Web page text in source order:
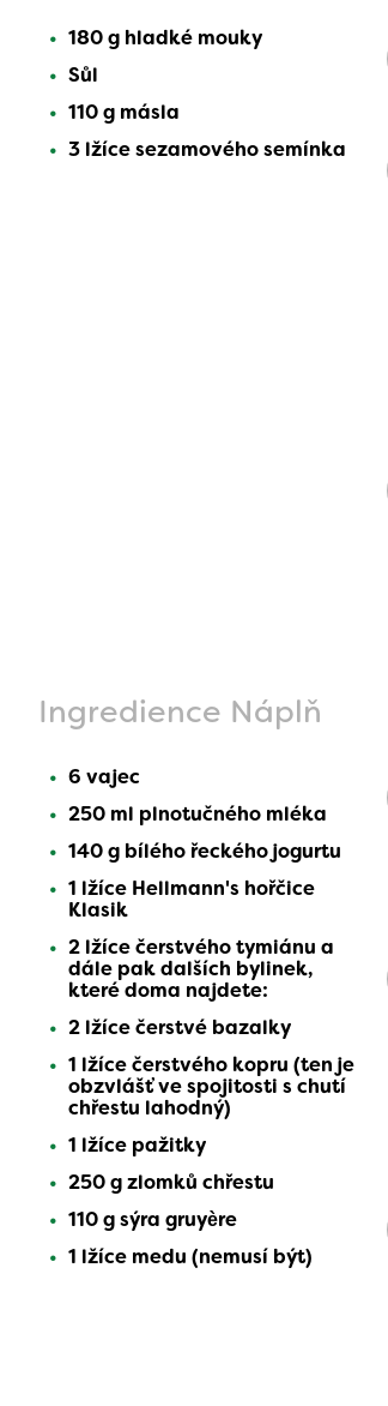
180 g hladké mouky
Sůl
110 g másla
3 lžíce sezamového semínka
Ingredience Náplň
6 vajec
250 ml plnotučného mléka
140 g bílého řeckého jogurtu
1 lžíce Hellmann's hořčice
Klasik
2 lžíce čerstvého tymiánu a
dále pak dalších bylinek,
které doma najdete:
2 lžíce čerstvé bazalky
1 lžíce čerstvého kopru (ten je
obzvlášť ve spojitosti s chutí
chřestu lahodný)
1 lžíce pažitky
250 g zlomků chřestu
110 g sýra gruyère
1 lžíce medu (nemusí být)